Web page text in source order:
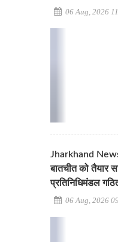
06 Aug, 2026
Jharkhand
बातचीत को तैयार
प्रतिनिधिमंडल
06 Aug, 2026